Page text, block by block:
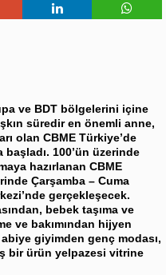
ve BDT bölgelerini içine
süredir en önemli anne,
olan CBME Türkiye’de
100’ün üzerinde
hazırlanan CBME
Çarşamba – Cuma
gerçekleşecek.
bebek taşıma ve
ve bakımından hijyen
giyimden genç modası,
bir ürün yelpazesi vitrine